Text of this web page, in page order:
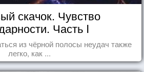
скачок. Чувство
Часть I
из чёрной полосы неудач также
легко, как ...